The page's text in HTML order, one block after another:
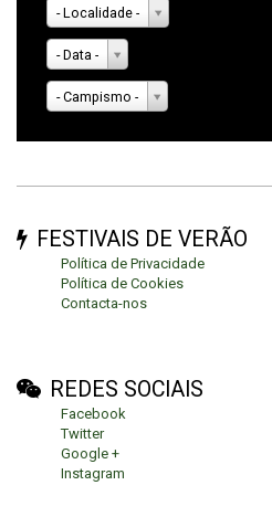
- Localidade -
- Data -
- Campismo -
FESTIVAIS DE VERÃO
Política de Privacidade
Política de Cookies
Contacta-nos
REDES SOCIAIS
Facebook
Twitter
Google +
Instagram